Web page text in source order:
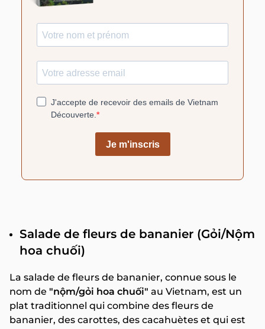
Salade de fleurs de bananier (Gỏi/Nộm
hoa chuối)
La salade de fleurs de bananier, connue sous le
nom de "nộm/gỏi hoa chuối" au Vietnam, est un
plat traditionnel qui combine des fleurs de
bananier, des carottes, des cacahuètes et qui est